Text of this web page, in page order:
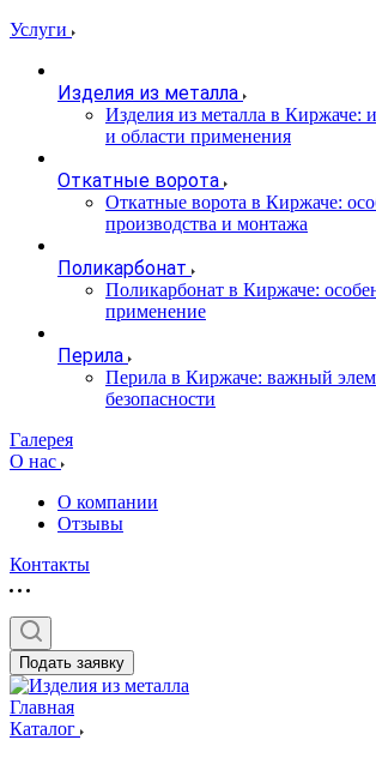
Услуги
Изделия из металла
Изделия из металла в Киржаче:
и области применения
Откатные ворота
Откатные ворота в Киржаче:
производства и монтажа
Поликарбонат
Поликарбонат в Киржаче:
применение
Перила
Перила в Киржаче: важный
безопасности
Галерея
О нас
О компании
Отзывы
Контакты
Подать заявку
Главная
Каталог